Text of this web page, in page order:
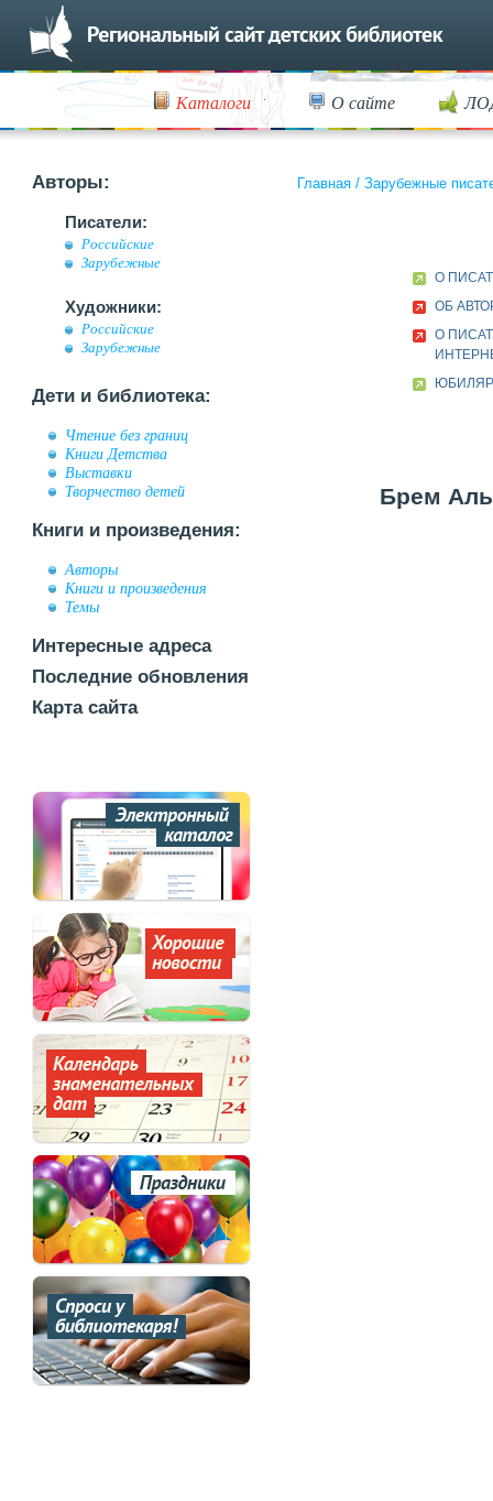
Каталоги О сайте
Авторы:
Писатели:
Российские
Зарубежные
Художники:
Российские
Зарубежные
Дети и библиотека:
Чтение без границ
Книги Детства
Выставки
Творчество детей
Книги и произведения:
Авторы
Книги и произведения
Темы
Интересные адреса
Последние обновления
Карта сайта
Главная / Зарубежные
О
ОБ
О
ЮБИЛЯР
Брем